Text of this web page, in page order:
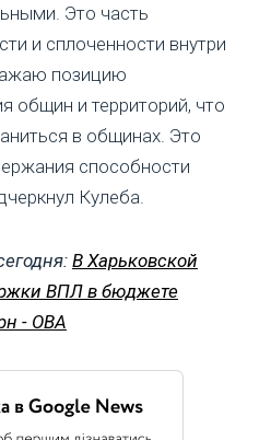
Это часть
и сплоченности внутри
позицию
общин и территорий, что
в общинах. Это
способности
Кулеба.
В Харьковской
ВПЛ в бюджете
- ОВА